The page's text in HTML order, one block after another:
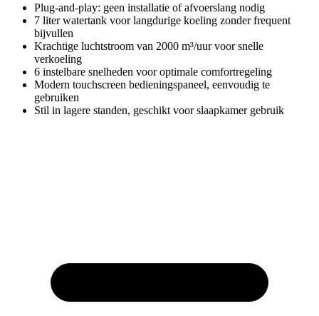
Plug-and-play: geen installatie of afvoerslang nodig
7 liter watertank voor langdurige koeling zonder frequent
bijvullen
Krachtige luchtstroom van 2000 m³/uur voor snelle
verkoeling
6 instelbare snelheden voor optimale comfortregeling
Modern touchscreen bedieningspaneel, eenvoudig te
gebruiken
Stil in lagere standen, geschikt voor slaapkamer gebruik